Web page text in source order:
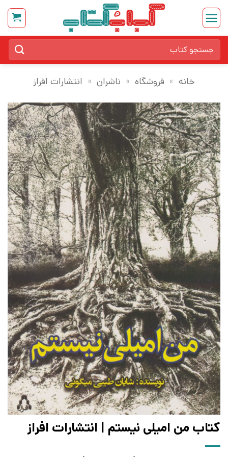
Skip
content
برای:
خانه » فروشگاه » ناشران » انتشارات افراز
کتاب من امیلی نیستم | انتشارات افراز